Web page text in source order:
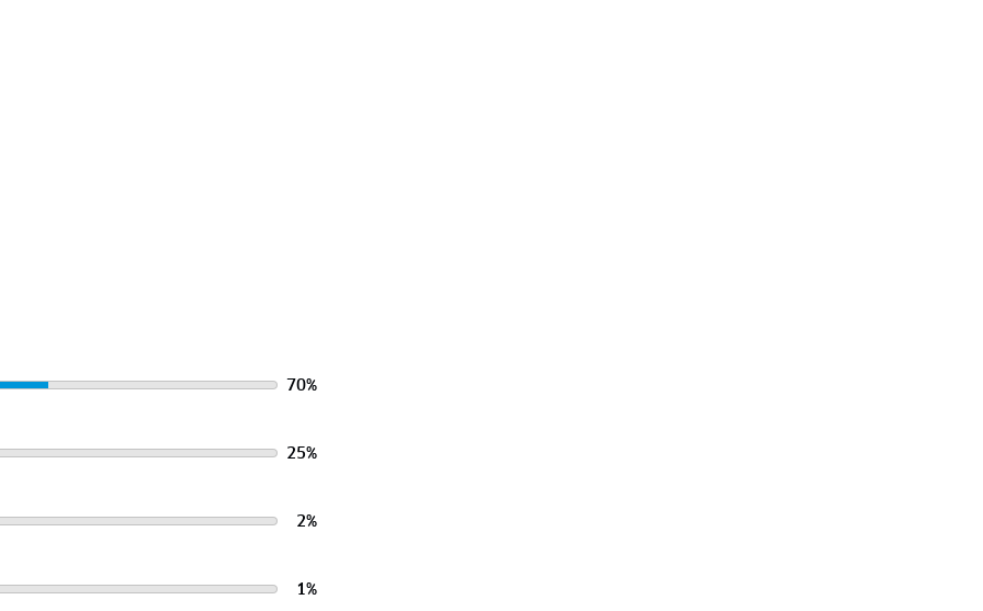
hebben we het ontwerp steeds
om ervoor te zorgen dat je
van wegzakken
70%
25%
2%
1%